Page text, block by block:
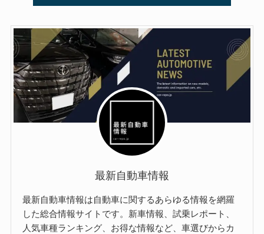
最新自動車情報
最新自動車情報は自動車に関するあらゆる情報を網羅
した総合情報サイトです。新車情報、試乗レポート、
人気車種ランキング、お得な情報など、車選びからカ